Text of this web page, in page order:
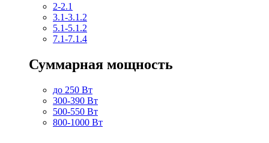
2-2.1
3.1-3.1.2
5.1-5.1.2
7.1-7.1.4
Суммарная мощность
до 250 Вт
300-390 Вт
500-550 Вт
800-1000 Вт